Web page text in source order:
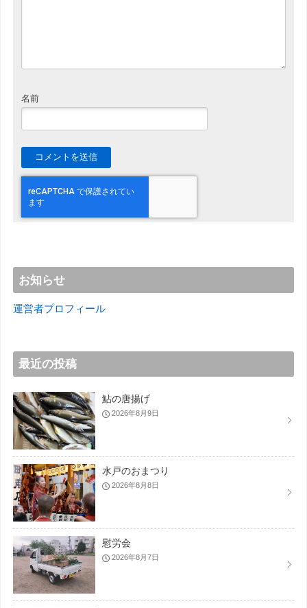
名前
お知らせ
運営者プロフィール
最近の投稿
鮎の唐揚げ
2026年8月9日
水戸のおまつり
2026年8月8日
慰労会
2026年8月7日